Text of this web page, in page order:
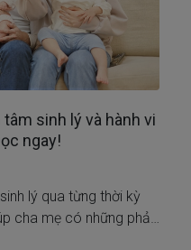
sinh lý và hành vi
ngay!
lý qua từng thời kỳ
cha mẹ có những phản